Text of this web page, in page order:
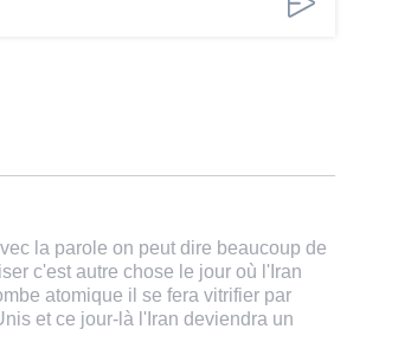
la parole on peut dire beaucoup de
c'est autre chose le jour où l'Iran
atomique il se fera vitrifier par
et ce jour-là l'Iran deviendra un